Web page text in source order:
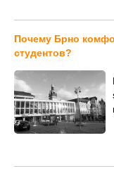
Почему Брно
студентов?